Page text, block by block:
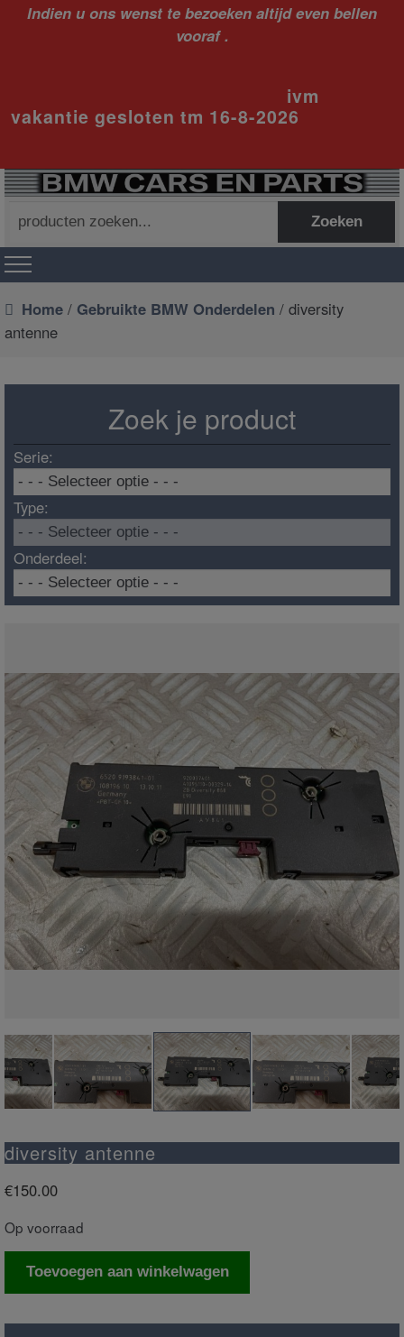
Indien u ons wenst te bezoeken altijd even bellen
vooraf .
ivm
vakantie gesloten tm 16-8-2026
naar:
Zoeken
Home / Gebruikte BMW Onderdelen / diversity
antenne
Zoek je product
Serie:
Type:
Onderdeel:
diversity antenne
€150.00
Op voorraad
diversity
Toevoegen aan winkelwagen